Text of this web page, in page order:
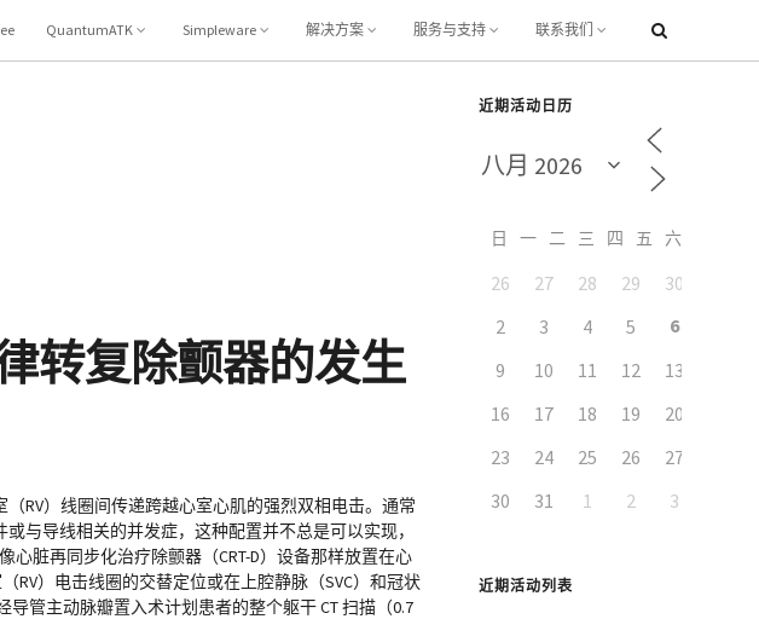
QuantumATK Simpleware 解决方案 服务与支持 联系我们
转复除颤器的发生
RV）线圈间传递跨越心室心肌的强烈双相电击。通常
与导线相关的并发症，这种配置并不总是可以实现，
脏再同步化治疗除颤器（CRT-D）设备那样放置在心
RV）电击线圈的交替定位或在上腔静脉（SVC）和冠状
管主动脉瓣置入术计划患者的整个躯干 CT 扫描（0.7
近期活动日历
日 一 二 三 四 五
26 27 28 29 30
2
3 4 5 6
9
10 11 12 13
16
17 18 19 20
23
24 25 26 27
30
31 1 2 3
近期活动列表